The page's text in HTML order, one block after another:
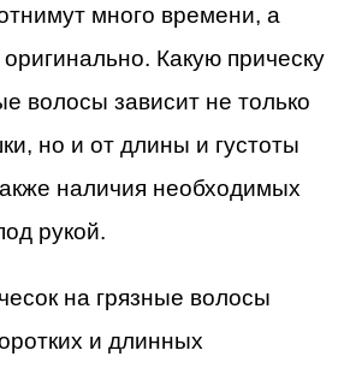
много времени, а
Какую прическу
волосы зависит не только
но и от длины и густоты
наличия необходимых
рукой.